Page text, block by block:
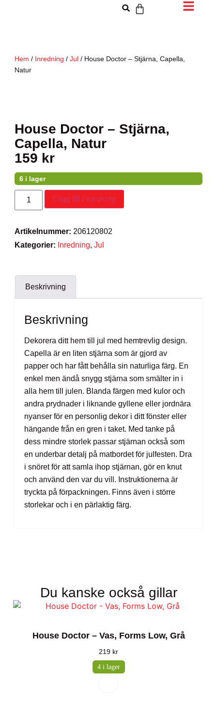
Hem / Inredning / Jul / House Doctor – Stjärna, Capella,
Natur
House Doctor – Stjärna,
Capella, Natur
159 kr
6 i lager
Lägg till i varukorg
Artikelnummer: 206120802
Kategorier: Inredning, Jul
Beskrivning
Beskrivning
Dekorera ditt hem till jul med hemtrevlig design.
Capella är en liten stjärna som är gjord av
papper och har fått behålla sin naturliga färg. En
enkel men ändå snygg stjärna som smälter in i
alla hem till julen. Blanda färgen med kulor och
andra prydnader i liknande gyllene eller jordnära
nyanser för en personlig dekor i ditt fönster eller
hängande från en gren i taket. Med tanke på
dess mindre storlek passar stjärnan också som
en underbar detalj på matbordet för julfesten. Dra
i snöret för att samla ihop stjärnan, gör en knut
och använd den var du vill. Instruktionerna är
tryckta på förpackningen. Finns även i större
storlekar och i en pärlaktig färg.
Du kanske också gillar
House Doctor – Vas, Forms Low, Grå
219 kr
4 i lager